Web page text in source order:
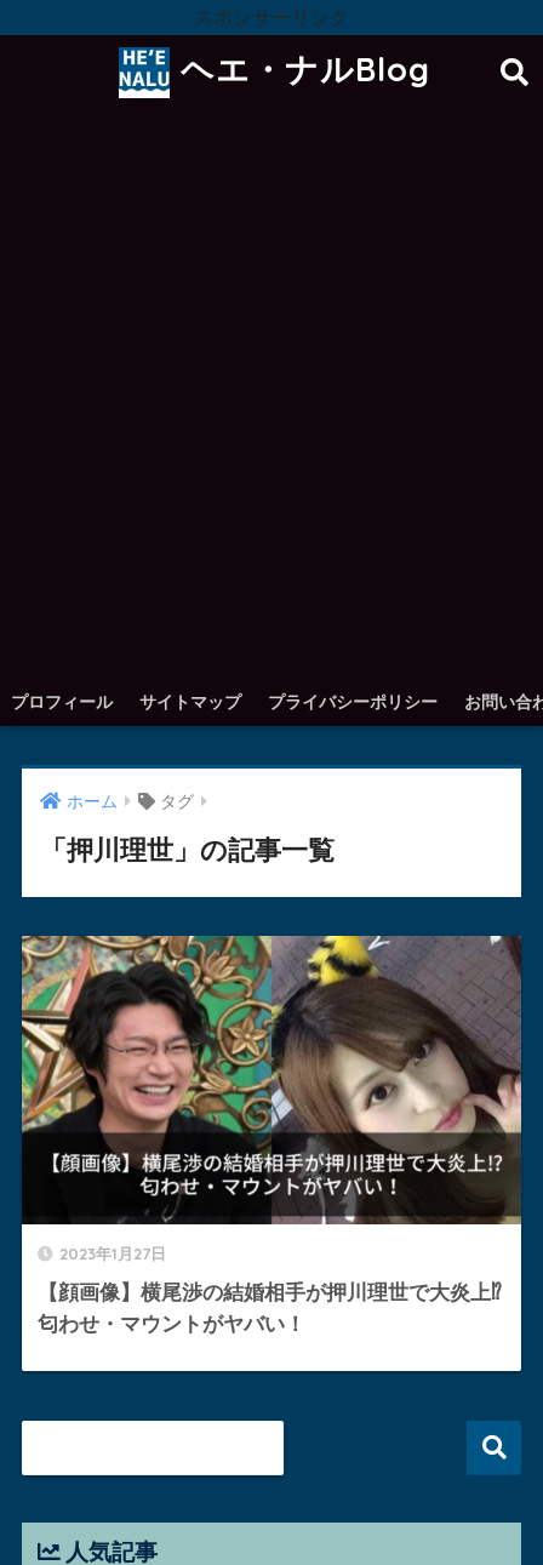
スポンサーリンク
ヘエ・ナルBlog
プロフィール サイトマップ プライバシーポリシー お問い合
ホーム タグ
「押川理世」の記事一覧
2023年1月27日
【顔画像】横尾渉の結婚相手が押川理世で大炎上⁉︎
匂わせ・マウントがヤバい！
人気記事